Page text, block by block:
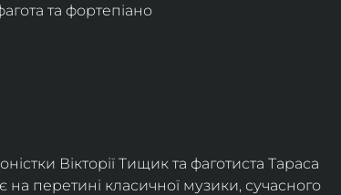
та фортепіано
Вікторії Тищик та фаготиста Тараса
перетині класичної музики, сучасного